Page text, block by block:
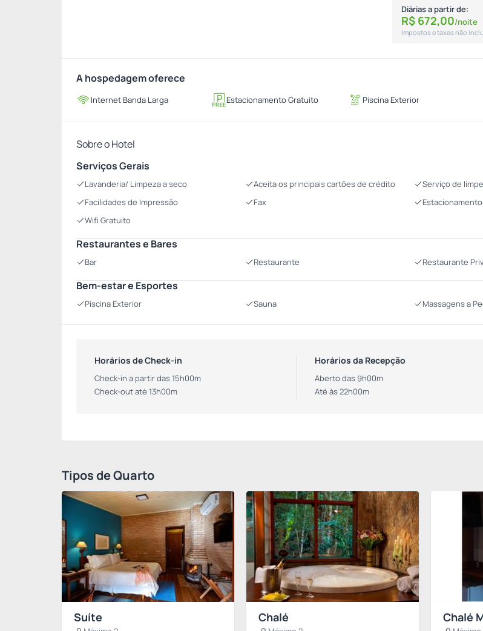
Diárias a partir de:
R$ 672,00/noite
Impostos e taxas não
A hospedagem oferece
Internet Banda Larga Estacionamento Gratuito Piscina Exterior
Sobre o Hotel
Serviços Gerais
Lavanderia/ Limpeza a seco Aceita os principais cartões de crédito Serviço de
Facilidades de Impressão
Fax
Wifi Gratuito
Restaurantes e Bares
Bar Restaurante Restaurante
Bem-estar e Esportes
Piscina Exterior Sauna Massagens a
Horários de Check-in
Check-in a partir das 15h00m
Check-out até 13h00m
Horários da Recepção
Aberto das 9h00m
Até às 22h00m
Tipos de Quarto
Suíte Chalé Chalé